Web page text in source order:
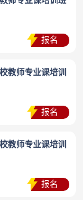
报名
教师专业课培训
报名
教师专业课培训
报名